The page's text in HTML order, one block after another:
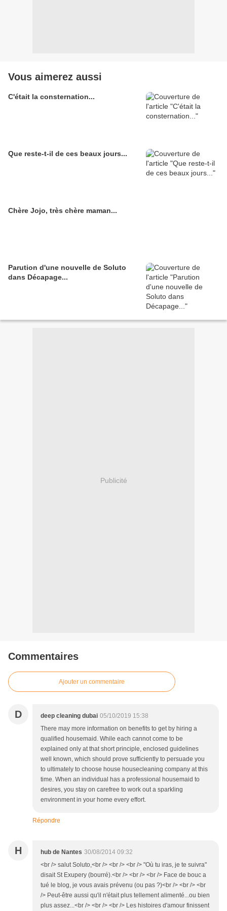
Vous aimerez aussi
C'était la consternation...
Que reste-t-il de ces beaux jours...
Chère Jojo, très chère maman...
Parution d'une nouvelle de Soluto
dans Décapage...
Publicité
Commentaires
Ajouter un commentaire
D deep cleaning dubai 05/10/2019 15:38
There may more information on benefits to get by hiring a
qualified housemaid. While each cannot come to be
explained only at that short principle, enclosed guidelines
well known, which should prove sufficiently to persuade you
to ultimately to choose house housecleaning company at this
time. When an individual has a professional housemaid to
desires, you stay on carefree to work out a sparkling
environment in your home every effort.
Répondre
H hub de Nantes 30/08/2014 09:32
<br /> salut Soluto,<br /> <br /> <br /> "Où tu iras, je te suivra"
disait St Exupery (bourré).<br /> <br /> <br /> Face de bouc a
tué le blog, je vous avais prévenu (ou pas ?)<br /> <br /> <br
/> Peut-être aussi qu'il n'était plus tellement alimenté...ou bien
plus assez...<br /> <br /> <br /> Les histoires d'amour finissent